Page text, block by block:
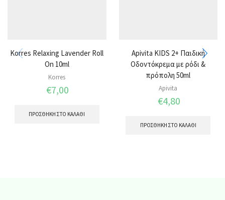
Korres Relaxing Lavender Roll
On 10ml
Korres
€7,00
ΠΡΟΣΘΉΚΗ ΣΤΟ ΚΑΛΆΘΙ
Apivita KIDS 2+ Παιδική
Οδοντόκρεμα με ρόδι &
πρόπολη 50ml
Apivita
€4,80
ΠΡΟΣΘΉΚΗ ΣΤΟ ΚΑΛΆΘΙ